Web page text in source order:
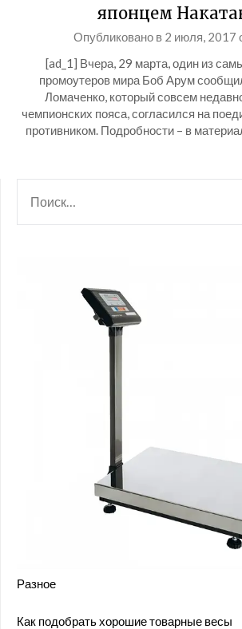
японцем
Опубликовано в 2 июля, 2017
[ad_1] Вчера, 29 марта, один из
промоутеров мира Боб Арум
Ломаченко, который совсем
чемпионских пояса, согласился на
противником. Подробности – в
Разное
Как подобрать хорошие товарные весы